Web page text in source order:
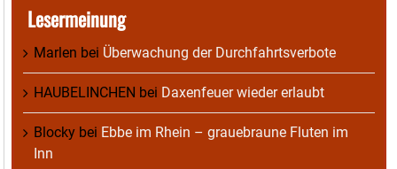
Lesermeinung
Marlen bei Überwachung der Durchfahrtsverbote
HAUBELINCHEN bei Daxenfeuer wieder erlaubt
Blocky bei Ebbe im Rhein – grauebraune Fluten im
Inn